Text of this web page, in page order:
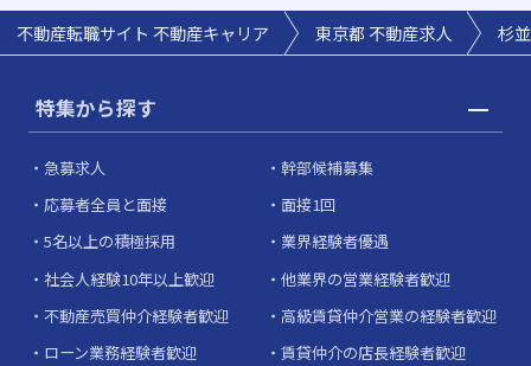
不動産転職サイト 不動産キャリア 東京都 不動産求人 杉
特集から探す
急募求人
幹部候補募集
応募者全員と面接
面接1回
5名以上の積極採用
業界経験者優遇
社会人経験10年以上歓迎
他業界の営業経験者歓迎
不動産売買仲介経験者歓迎
高級賃貸仲介営業の経験者歓迎
ローン業務経験者歓迎
賃貸仲介の店長経験者歓迎